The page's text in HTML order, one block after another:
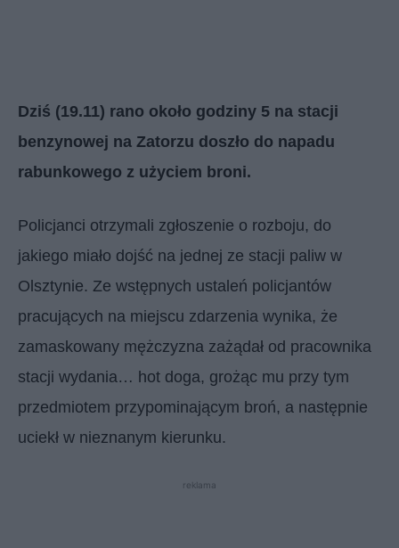
Dziś (19.11) rano około godziny 5 na stacji
benzynowej na Zatorzu doszło do napadu
rabunkowego z użyciem broni.
Policjanci otrzymali zgłoszenie o rozboju, do
jakiego miało dojść na jednej ze stacji paliw w
Olsztynie. Ze wstępnych ustaleń policjantów
pracujących na miejscu zdarzenia wynika, że
zamaskowany mężczyzna zażądał od pracownika
stacji wydania… hot doga, grożąc mu przy tym
przedmiotem przypominającym broń, a następnie
uciekł w nieznanym kierunku.
reklama